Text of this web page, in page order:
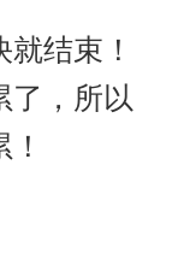
结束！
了，所以